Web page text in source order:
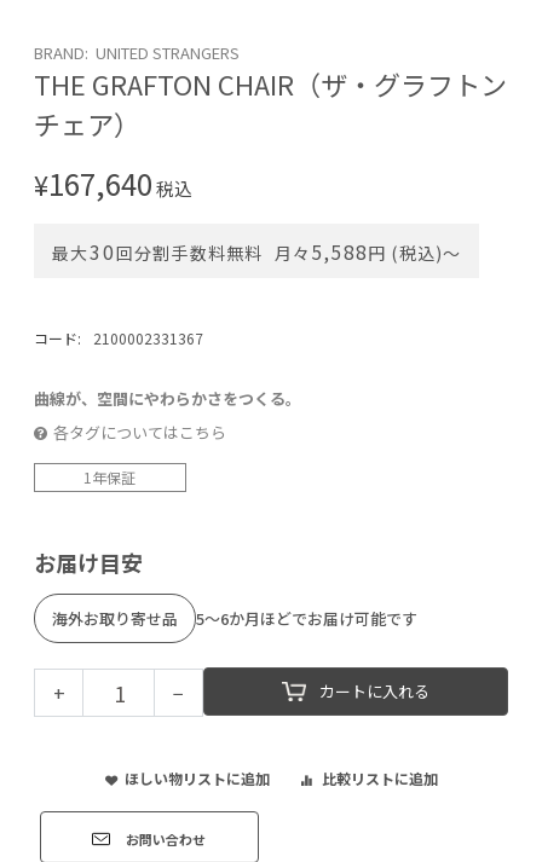
BRAND: UNITED STRANGERS
THE GRAFTON CHAIR（ザ・グラフトン
チェア）
¥167,640税込
最大30回分割手数料無料 月々 5,588円 (税込)〜
コード: 2100002331367
曲線が、空間にやわらかさをつくる。
各タグについてはこちら
1年保証
お届け目安
海外お取り寄せ品 5～6か月ほどでお届け可能です
+ − カートに入れる
ほしい物リストに追加 比較リストに追加
お問い合わせ